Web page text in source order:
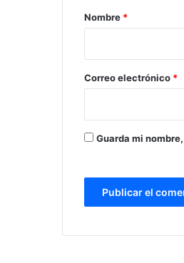
r
*
Nombre *
Correo electrónico *
Guarda mi